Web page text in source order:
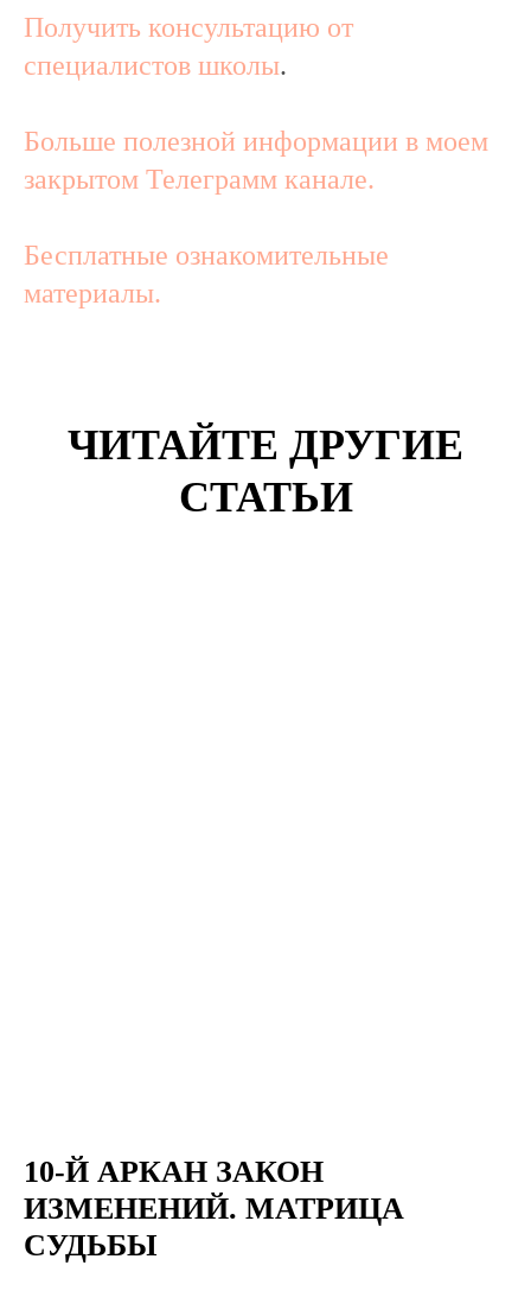
Получить консультацию от
специалистов школы.
Больше полезной информации в моем
закрытом Телеграмм канале.
Бесплатные ознакомительные
материалы.
ЧИТАЙТЕ ДРУГИЕ
СТАТЬИ
10-Й АРКАН ЗАКОН
ИЗМЕНЕНИЙ. МАТРИЦА
СУДЬБЫ